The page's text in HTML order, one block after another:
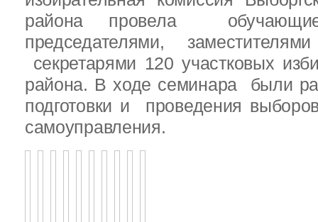
района провела
председателями,
секретарями 120 участковых
района. В ходе семинара были
подготовки и проведения
самоуправления.